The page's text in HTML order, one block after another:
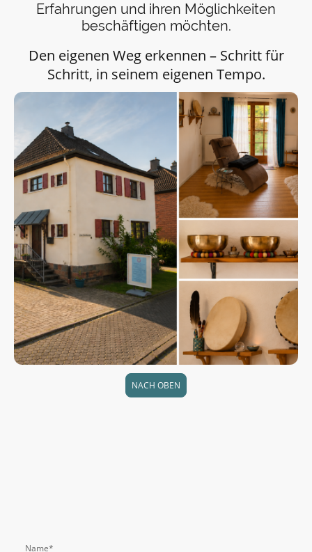
Erfahrungen und ihren Möglichkeiten
beschäftigen möchten.
Den eigenen Weg erkennen – Schritt für
Schritt, in seinem eigenen Tempo.
NACH OBEN
Name*